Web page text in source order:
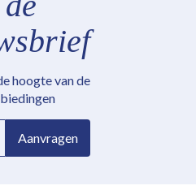
hoogte van de
Aanvragen